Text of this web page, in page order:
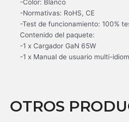
-Color: Blanco
-Normativas: RoHS, CE
-Test de funcionamiento: 100%
Contenido del paquete:
-1 x Cargador GaN 65W
-1 x Manual de usuario multi-
OTROS